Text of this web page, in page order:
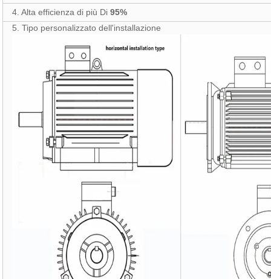
4. Alta efficienza di più Di 95%
5. Tipo personalizzato dell'installazione